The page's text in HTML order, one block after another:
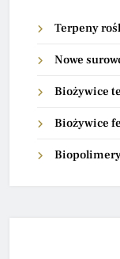
Terpeny
Nowe
Biożywice
Biożywice